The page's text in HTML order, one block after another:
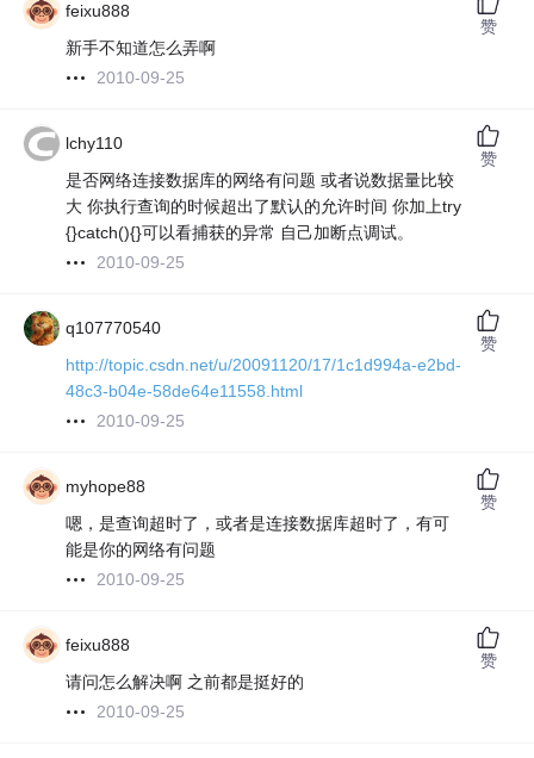
feixu888
新手不知道怎么弄啊
2010-09-25
赞
lchy110
是否网络连接数据库的网络有问题 或者说数据量比较
大 你执行查询的时候超出了默认的允许时间 你加上try
{}catch(){}可以看捕获的异常 自己加断点调试。
2010-09-25
赞
q107770540
http://topic.csdn.net/u/20091120/17/1c1d994a-e2bd-
48c3-b04e-58de64e11558.html
2010-09-25
赞
myhope88
嗯，是查询超时了，或者是连接数据库超时了，有可
能是你的网络有问题
2010-09-25
赞
feixu888
请问怎么解决啊 之前都是挺好的
2010-09-25
赞